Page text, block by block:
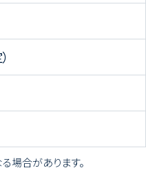
場合があります。